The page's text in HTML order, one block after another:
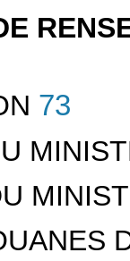
73